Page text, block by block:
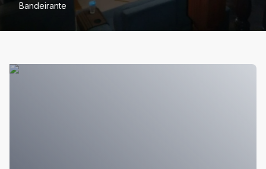
Bandeirante